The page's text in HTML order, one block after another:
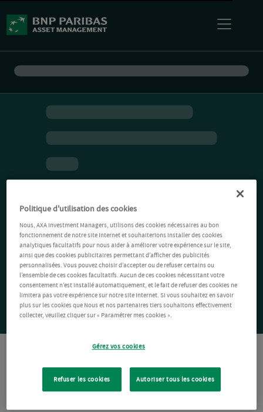
Politique d'utilisation des cookies
Nous, AXA Investment Managers, utilisons des cookies nécessaires au bon
fonctionnement de notre site Internet et souhaiterions installer des cookies
analytiques facultatifs pour nous aider à améliorer votre expérience sur le site,
ainsi que des cookies publicitaires permettant d’afficher des publicités
personnalisées. Vous pouvez choisir d’accepter ou de refuser certains ou
l’ensemble de ces cookies facultatifs. Aucun de ces cookies nécessitant votre
consentement n’est installé automatiquement, et le fait de refuser des cookies ne
limitera pas votre expérience sur notre site Internet. Si vous souhaitez en savoir
plus sur les cookies que Nous et nos partenaires tiers souhaitons effectivement
collecter, veuillez cliquer sur « Paramétrer mes cookies ».
Gérez vos cookies
Refuser les cookies Autoriser tous les cookies